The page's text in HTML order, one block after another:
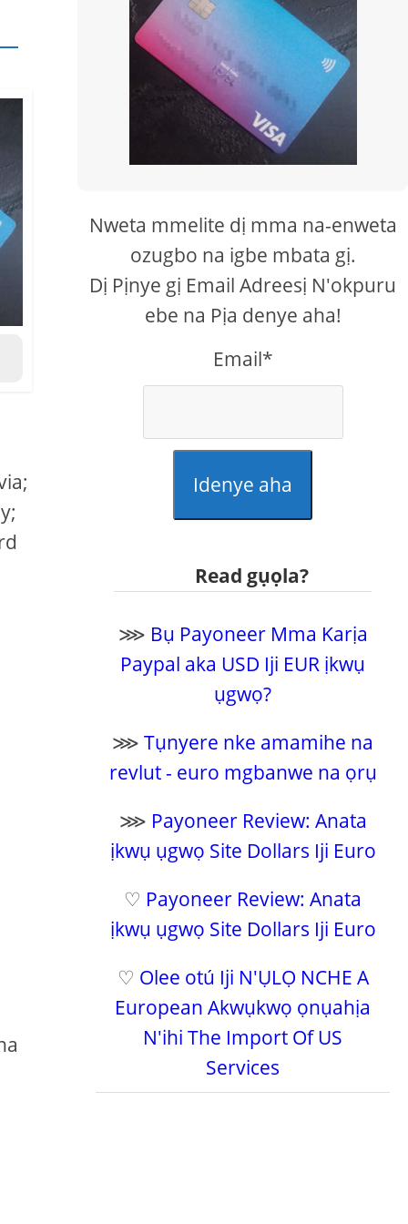
Nweta mmelite dị mma na-enweta
ozugbo na igbe mbata gị.
Dị Pịnye gị Email Adreesị N'okpuru
ebe na Pịa denye aha!
Email*
Idenye aha
Read gụọla?
⋙ Bụ Payoneer Mma Karịa
Paypal aka USD Iji EUR ịkwụ
ụgwọ?
⋙Tụnyere nke amamihe na
revlut - euro mgbanwe na ọrụ
⋙ Payoneer Review: Anata
ịkwụ ụgwọ Site Dollars Iji Euro
♡ Payoneer Review: Anata
ịkwụ ụgwọ Site Dollars Iji Euro
♡ Olee otú Iji N'ỤLỌ NCHE A
European Akwụkwọ ọnụahịa
N'ihi The Import Of US
Services